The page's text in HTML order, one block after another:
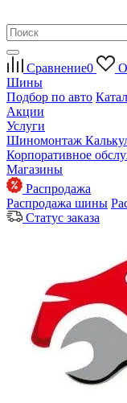
Сравнение0
Шины
Подбор по авто
Акции
Услуги
Шиномонтаж
Корпоративное
Магазины
Распродажа
Распродажа шины
Статус заказа